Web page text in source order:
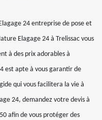
24 entreprise de pose et
Elagage 24 à Trelissac vous
à des prix adorables à
est apte à vous garantir de
qui vous facilitera la vie à
24, demandez votre devis à
afin de vous protéger des